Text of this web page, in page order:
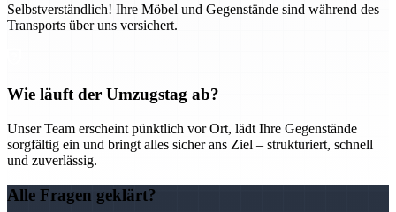
Selbstverständlich! Ihre Möbel und Gegenstände sind während des
Transports über uns versichert.
Wie läuft der Umzugstag ab?
Unser Team erscheint pünktlich vor Ort, lädt Ihre Gegenstände
sorgfältig ein und bringt alles sicher ans Ziel – strukturiert, schnell
und zuverlässig.
Alle Fragen geklärt?